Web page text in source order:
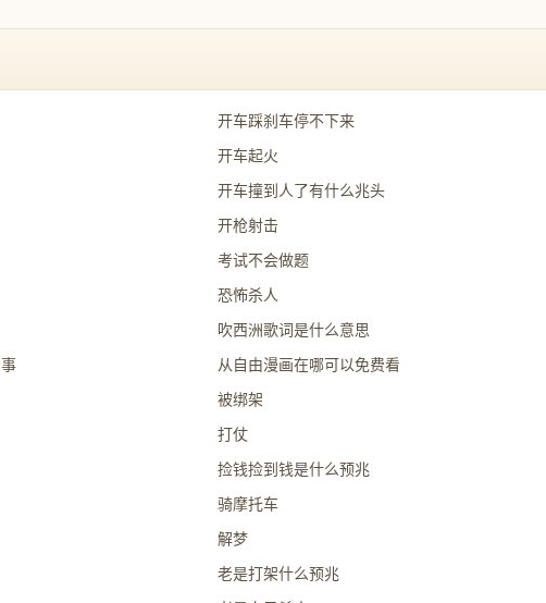
开车踩刹车停不下来
开车起火
开车撞到人了有什么兆头
开枪射击
考试不会做题
恐怖杀人
吹西洲歌词是什么意思
从自由漫画在哪可以免费看
被绑架
打仗
捡钱捡到钱是什么预兆
骑摩托车
解梦
老是打架什么预兆